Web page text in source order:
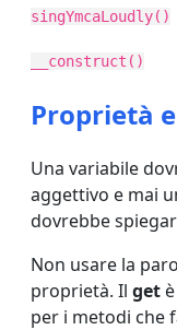
singYmcaLoudly()
__construct()
Proprietà
Una variabile
aggettivo e mai
dovrebbe
Non usare la
proprietà. Il get
per i metodi che